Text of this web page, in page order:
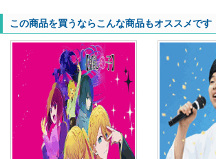
この商品を買うならこんな商品もオススメです